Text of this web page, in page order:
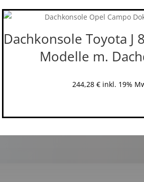
Dachkonsole Toyota J
Modelle m.
244,28 € inkl. 19%